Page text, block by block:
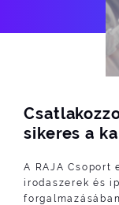
sikeres a
A RAJA Csoport
irodaszerek és